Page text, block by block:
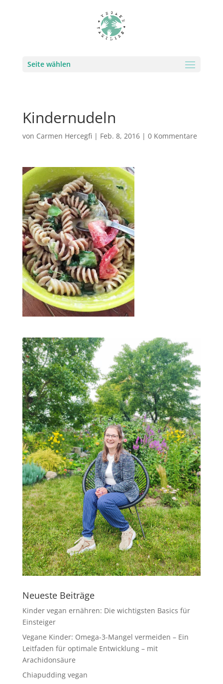
Seite wählen
Kindernudeln
von Carmen Hercegfi | Feb. 8, 2016| 0 Kommentare
Neueste Beiträge
Kinder vegan ernähren: Die wichtigsten Basics für
Einsteiger
Vegane Kinder: Omega-3-Mangel vermeiden – Ein
Leitfaden für optimale Entwicklung – mit
Arachidonsäure
Chiapudding vegan